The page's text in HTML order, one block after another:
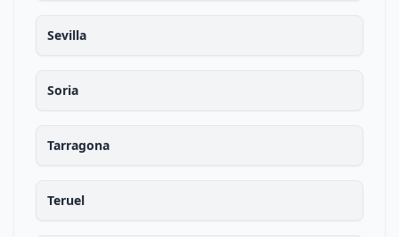
Sevilla
Soria
Tarragona
Teruel